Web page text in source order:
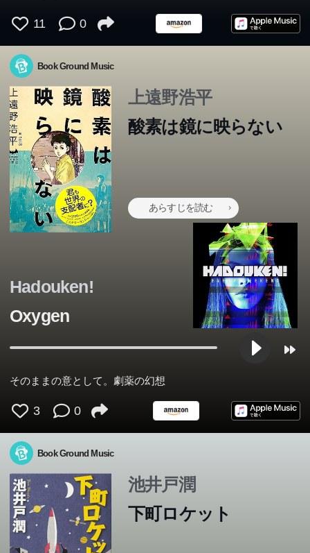
11 0
Book Ground Music
上遠野浩平
酸素は鏡に映らない
あらすじを読む
Hadouken!
Oxygen
そのままの意として。劇薬の幻想
3 0
Book Ground Music
池井戸潤
下町ロケット